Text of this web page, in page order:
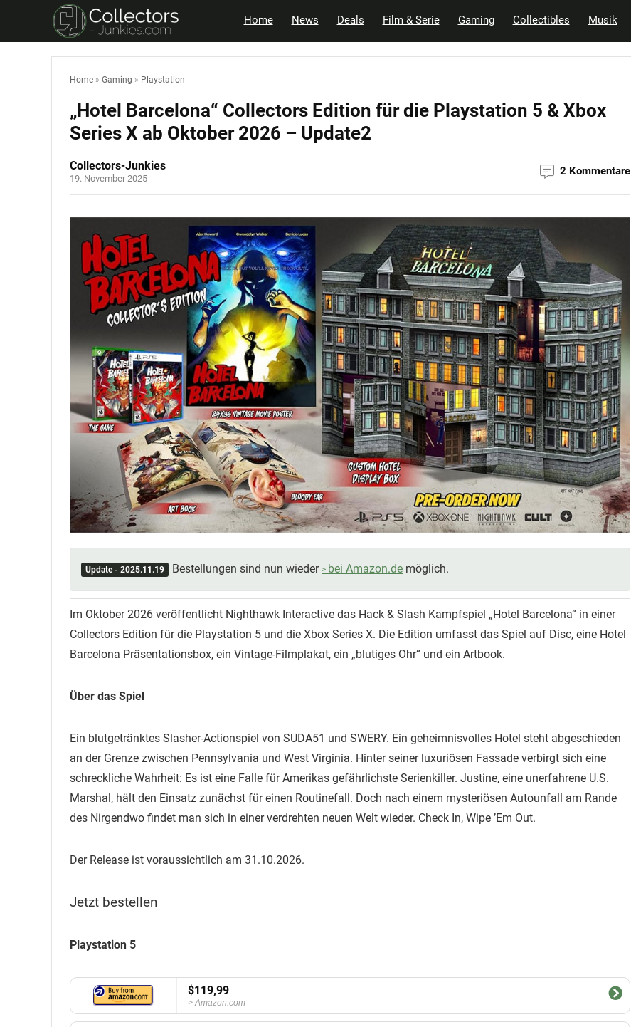
Home News Deals Film & Serie Gaming Collectibles Musik
Home » Gaming » Playstation
„Hotel Barcelona“ Collectors Edition für die Playstation 5 & Xbox
Series X ab Oktober 2026 – Update2
Collectors-Junkies
19. November 2025
2 Kommentare
Update - 2025.11.19 Bestellungen sind nun wieder bei Amazon.de möglich.
Im Oktober 2026 veröffentlicht Nighthawk Interactive das Hack & Slash Kampfspiel „Hotel Barcelona“ in einer
Collectors Edition für die Playstation 5 und die Xbox Series X. Die Edition umfasst das Spiel auf Disc, eine Hotel
Barcelona Präsentationsbox, ein Vintage-Filmplakat, ein „blutiges Ohr“ und ein Artbook.
Über das Spiel
Ein blutgetränktes Slasher-Actionspiel von SUDA51 und SWERY. Ein geheimnisvolles Hotel steht abgeschieden
an der Grenze zwischen Pennsylvania und West Virginia. Hinter seiner luxuriösen Fassade verbirgt sich eine
schreckliche Wahrheit: Es ist eine Falle für Amerikas gefährlichste Serienkiller. Justine, eine unerfahrene U.S.
Marshal, hält den Einsatz zunächst für einen Routinefall. Doch nach einem mysteriösen Autounfall am Rande
des Nirgendwo findet man sich in einer verdrehten neuen Welt wieder. Check In, Wipe ’Em Out.
Der Release ist voraussichtlich am 31.10.2026.
Jetzt bestellen
Playstation 5
$119,99
Amazon.com